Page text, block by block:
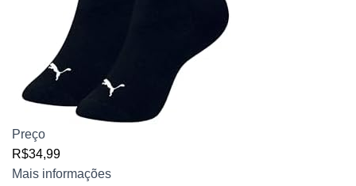
Preço
R$34,99
Mais informações